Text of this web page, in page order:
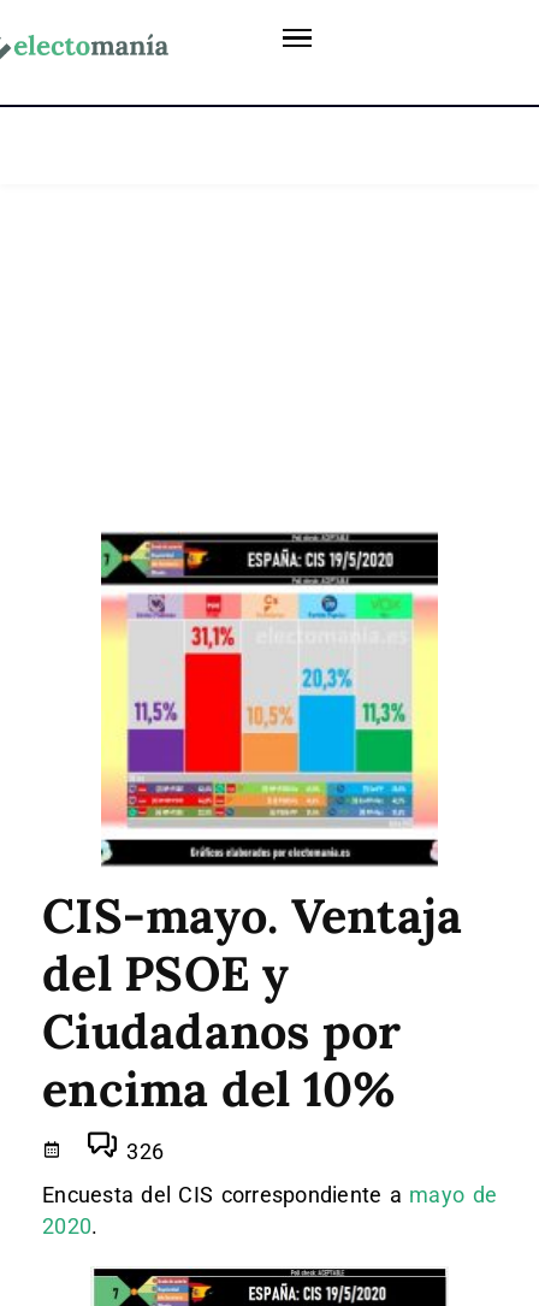
CIS-mayo. Ventaja
del PSOE y
Ciudadanos por
encima del 10%
326
Encuesta del CIS correspondiente a mayo de
2020.